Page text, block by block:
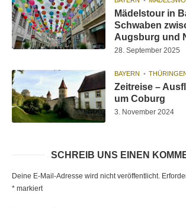
Mädelstour in
Schwaben
Augsburg und
28. September 2025
BAYERN
Zeitreise –
um Coburg
3. November 2024
SCHREIB UNS EINEN
Deine E-Mail-Adresse wird nicht veröffentlicht.
* markiert